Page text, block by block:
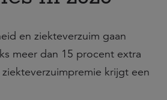
en ziekteverzuim gaan
meer dan 15 procent extra
krijgt een